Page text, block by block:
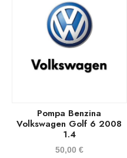
Pompa Benzina
Volkswagen Golf 6 2008
1.4
50,00 €